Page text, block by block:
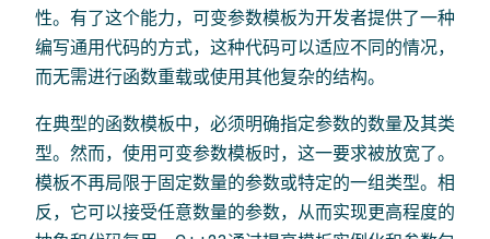
性。有了这个能力，可变参数模板为开发者提供了一种
编写通用代码的方式，这种代码可以适应不同的情况，
而无需进行函数重载或使用其他复杂的结构。
在典型的函数模板中，必须明确指定参数的数量及其类
型。然而，使用可变参数模板时，这一要求被放宽了。
模板不再局限于固定数量的参数或特定的一组类型。相
反，它可以接受任意数量的参数，从而实现更高程度的